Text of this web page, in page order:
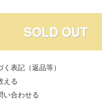
SOLD OUT
表記（返品等）
える
い合わせる